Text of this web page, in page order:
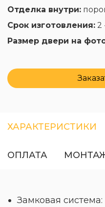
Отделка внутри:
Срок изготовления: 2
Размер двери на
ХАРАКТЕРИСТИКИ
ОПЛАТА
Замковая система: